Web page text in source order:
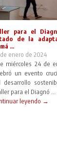
para el
de la
...
enero de 2024
miércoles 24 de
un evento
desarrollo
para el Diagnó ...
leyendo →